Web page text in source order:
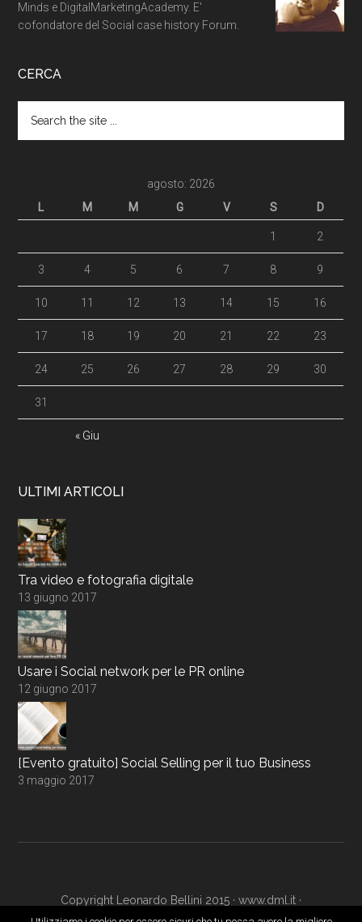
Minds e DigitalMarketingAcademy. E'
cofondatore del Social case history Forum.
CERCA
agosto: 2026
L
M M G V S D
« Giu
1 2
3 4 5 6 7 8 9
10 11 12 13 14 15 16
17 18 19 20 21 22 23
24 25 26 27 28 29 30
31
ULTIMI ARTICOLI
Tra video e fotografia digitale
13 giugno 2017
Usare i Social network per le PR online
12 giugno 2017
[Evento gratuito] Social Selling per il tuo Business
3 maggio 2017
Copyright Leonardo Bellini 2015 · www.dml.it ·
www.digitalmarketingacademy.it· Login